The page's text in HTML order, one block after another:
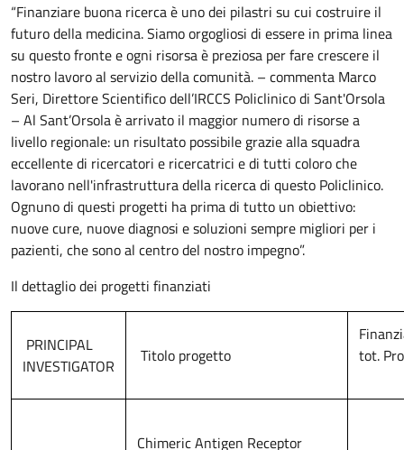
“Finanziare buona ricerca è uno dei pilastri su cui costruire il
futuro della medicina. Siamo orgogliosi di essere in prima linea
su questo fronte e ogni risorsa è preziosa per fare crescere il
nostro lavoro al servizio della comunità. – commenta Marco
Seri, Direttore Scientifico dell’IRCCS Policlinico di Sant'Orsola
– Al Sant’Orsola è arrivato il maggior numero di risorse a
livello regionale: un risultato possibile grazie alla squadra
eccellente di ricercatori e ricercatrici e di tutti coloro che
lavorano nell'infrastruttura della ricerca di questo Policlinico.
Ognuno di questi progetti ha prima di tutto un obiettivo:
nuove cure, nuove diagnosi e soluzioni sempre migliori per i
pazienti, che sono al centro del nostro impegno”.
Il dettaglio dei progetti finanziati
PRINCIPAL
INVESTIGATOR
Titolo progetto
tot.
Chimeric Antigen Receptor